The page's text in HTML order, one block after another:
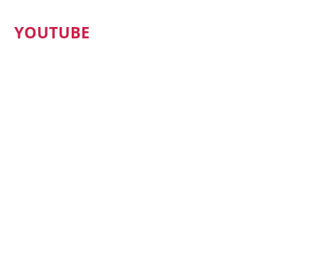
YOUTUBE